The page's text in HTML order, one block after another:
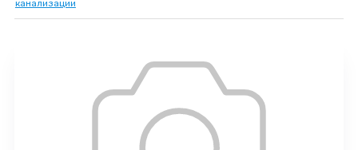
канализации